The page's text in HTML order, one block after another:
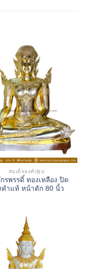
สมเด็จองค์ปฐม
รพรรดิ์ ทองเหลือง ปิด
คำแท้ หน้าตัก 80 นิ้ว